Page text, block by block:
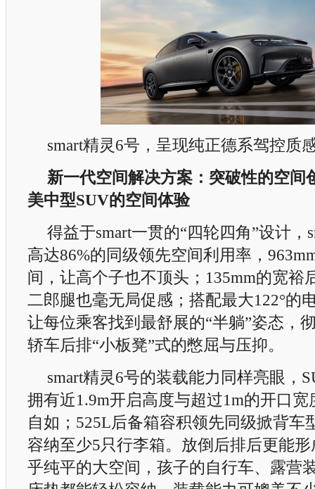
smart精灵6号，呈现纯正德系驾控质
新一代空间解决方案：突破性的空间
美中型SUV的空间体验
得益于smart一贯的“四轮四角”设计，
高达86%的同级领先空间利用率，
间，让高个子也不顶头；135mm的宽裕
二郎腿也毫无局促感；搭配最大122°的
让每位乘客找到最舒展的“半躺”姿态，
轿车后排“小板凳”式的憋屈与压抑。
smart精灵6号的装载能力同样亮眼，
拥有近1.9m开启高度与超过1m的开口
自如；525L后备箱容积领先同级掀背车
容纳至少5只行李箱。放倒后排后更能
乎纯平的大空间，孩子的自行车、露营